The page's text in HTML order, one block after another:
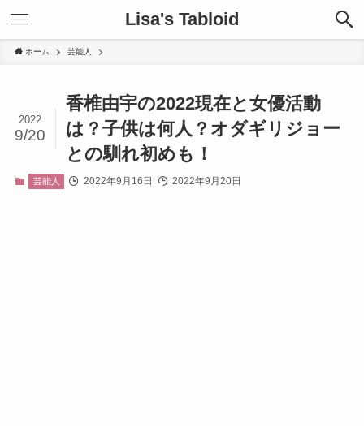
Lisa's Tabloid
ホーム 芸能人
香椎由宇の2022現在と女優活動
は？子供は何人？オダギリジョー
との馴れ初めも！
2022
9/20
芸能人 2022年9月16日 2022年9月20日